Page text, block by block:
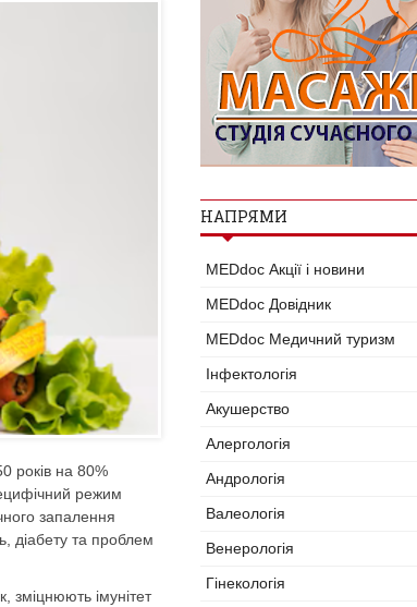
років на 80%
режим
запалення
діабету та проблем
зміцнюють імунітет
НАПРЯМИ
MEDdoc Акції і новини
MEDdoc Довідник
MEDdoc Медичний туризм
Інфектологія
Акушерство
Алергологія
Андрологія
Валеологія
Венерологія
Гінекологія